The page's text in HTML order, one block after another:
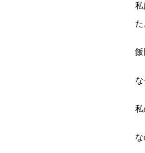
た
飯